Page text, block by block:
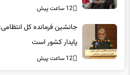
جانشین فرمانده کل
پایدار کشور است
12 ساعت پیش